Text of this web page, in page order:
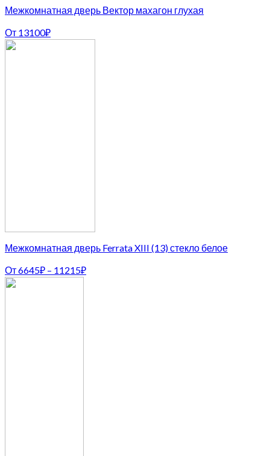
Межкомнатная дверь Вектор махагон глухая
От 13100₽
Межкомнатная дверь Ferrata XIII (13) стекло белое
От6645₽ – 11215₽